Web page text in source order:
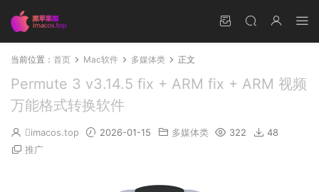
当前位置： 首页 Mac软件 多媒体类 正文
Permute 3 v3.14.5 fix + ARM fix + ARM 视频
万能格式转换软件
imacos.top 2026-01-15 多媒体类 322
48
推广